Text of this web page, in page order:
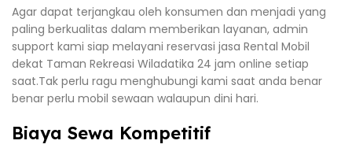
Agar dapat terjangkau oleh konsumen dan menjadi yang
paling berkualitas dalam memberikan layanan, admin
support kami siap melayani reservasi jasa Rental Mobil
dekat Taman Rekreasi Wiladatika 24 jam online setiap
saat.Tak perlu ragu menghubungi kami saat anda benar
benar perlu mobil sewaan walaupun dini hari.
Biaya Sewa Kompetitif